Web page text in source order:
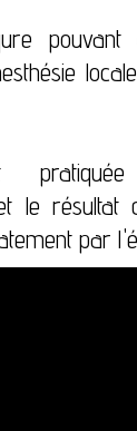
pouvant
le résultat
par l'